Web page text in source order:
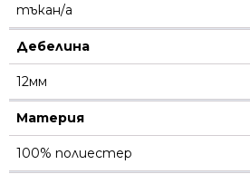
тъкан/а
Дебелина
12мм
Материя
100% полиестер